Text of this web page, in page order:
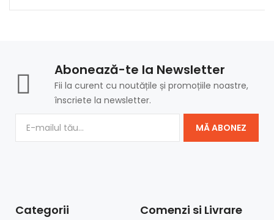
Abonează-te la Newsletter
Fii la curent cu noutățile și promoțiile noastre,
înscriete la newsletter.
MĂ ABONEZ
Categorii Comenzi si Livrare